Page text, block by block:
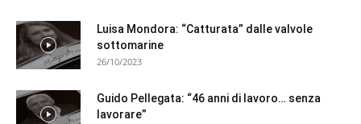
Luisa Mondora: “Catturata” dalle valvole
sottomarine
26/10/2023
Guido Pellegata: “46 anni di lavoro… senza
lavorare”